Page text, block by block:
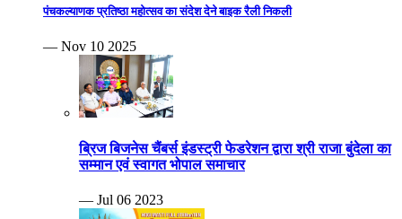
पंचकल्याणक प्रतिष्ठा महोत्सव का संदेश देने बाइक रैली निकली
— Nov 10 2025
ब्रिज बिजनेस चैंबर्स इंडस्ट्री फेडरेशन द्वारा श्री राजा बुंदेला का
सम्मान एवं स्वागत भोपाल समाचार
— Jul 06 2023